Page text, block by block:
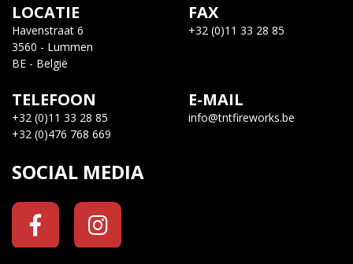
LOCATIE
Havenstraat 6
3560 - Lummen
BE - België
FAX
+32 (0)11 33 28 85
TELEFOON
+32 (0)11 33 28 85
+32 (0)476 768 669
E-MAIL
info@tntfireworks.be
SOCIAL MEDIA